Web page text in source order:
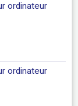
ordinateur
ordinateur